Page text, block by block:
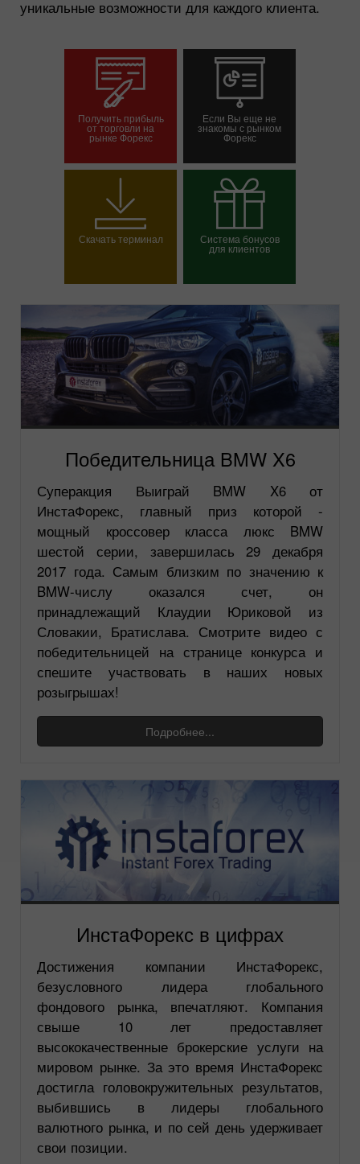
уникальные возможности для каждого клиента.
Получить прибыль
от торговли на
рынке Форекс
счет
Если Вы еще не
знакомы с рынком
Форекс
Открыть демосчет
Скачать терминал Система бонусов
для клиентов
Выбрать свой бонус
Победительница BMW X6
Суперакция Выиграй BMW X6 от
ИнстаФорекс, главный приз которой -
мощный кроссовер класса люкс BMW
шестой серии, завершилась 29 декабря
2017 года. Самым близким по значению к
BMW-числу оказался счет, он
принадлежащий Клаудии Юриковой из
Словакии, Братислава. Смотрите видео с
победительницей на странице конкурса и
спешите участвовать в наших новых
розыгрышах!
Подробнее...
ИнстаФорекс в цифрах
Достижения компании ИнстаФорекс,
безусловного лидера глобального
фондового рынка, впечатляют. Компания
свыше 10 лет предоставляет
высококачественные брокерские услуги на
мировом рынке. За это время ИнстаФорекс
достигла головокружительных результатов,
выбившись в лидеры глобального
валютного рынка, и по сей день удерживает
свои позиции.